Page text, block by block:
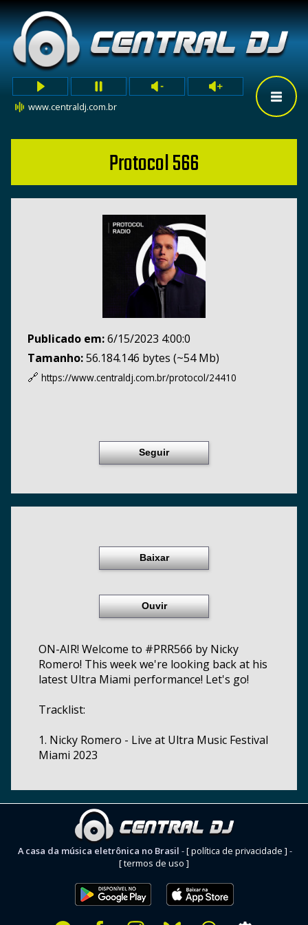
www.centraldj.com.br
Protocol 566
Publicado em:6/15/2023 4:00:0
Tamanho:56.184.146 bytes (~54 Mb)
🔗 https://www.centraldj.com.br/protocol/24410
Seguir
Baixar
Ouvir
ON-AIR! Welcome to #PRR566 by Nicky
Romero! This week we're looking back at his
latest Ultra Miami performance! Let's go!
Tracklist:
1. Nicky Romero - Live at Ultra Music Festival
Miami 2023
A casa da música eletrônica no Brasil -[ política de privacidade ] -
[ termos de uso ]